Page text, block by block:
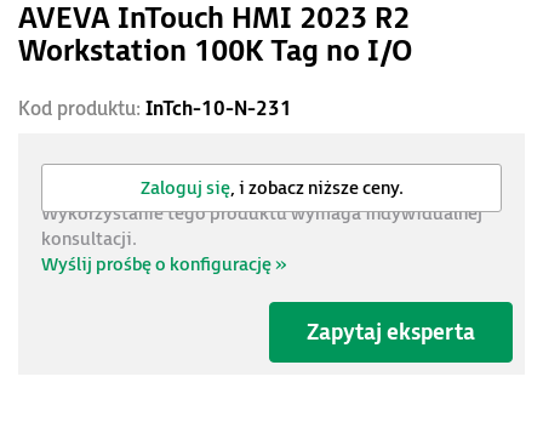
AVEVA InTouch HMI 2023 R2
Workstation 100K Tag no I/O
Kod produktu: InTch-10-N-231
Zaloguj się, i zobacz niższe ceny.
Zapytaj eksperta
Wykorzystanie tego produktu wymaga indywidualnej
konsultacji.
Wyślij prośbę o konfigurację »